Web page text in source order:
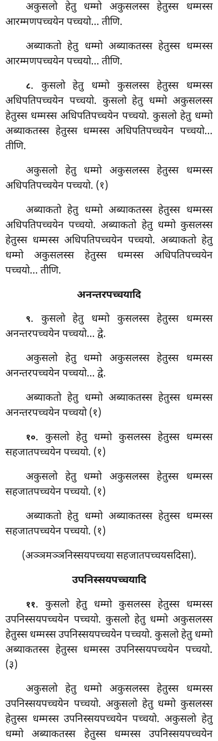
अकुसलो हेतु धम्मो अकुसलस्स हेतुस्स धम्मस्स
आरम्मणपच्चयेन पच्चयो… तीणि.
अब्याकतो हेतु धम्मो अब्याकतस्स हेतुस्स धम्मस्स
आरम्मणपच्चयेन पच्चयो… तीणि.
८. कुसलोहेतु धम्मो कुसलस्स हेतुस्स धम्मस्स
अधिपतिपच्चयेन पच्चयो. कुसलो हेतु धम्मो अकुसलस्स
हेतुस्स धम्मस्स अधिपतिपच्चयेन पच्चयो. कुसलो हेतु धम्मो
अब्याकतस्स हेतुस्स धम्मस्स अधिपतिपच्चयेन पच्चयो…
तीणि.
अकुसलो हेतु धम्मो अकुसलस्स हेतुस्स धम्मस्स
अधिपतिपच्चयेन पच्चयो. (१)
अब्याकतो हेतु धम्मो अब्याकतस्स हेतुस्स धम्मस्स
अधिपतिपच्चयेन पच्चयो. अब्याकतो हेतु धम्मो कुसलस्स
हेतुस्स धम्मस्स अधिपतिपच्चयेन पच्चयो. अब्याकतो हेतु
धम्मो अकुसलस्स हेतुस्स धम्मस्स अधिपतिपच्चयेन
पच्चयो… तीणि.
अनन्तरपच्चयादि
९. कुसलोहेतु धम्मो कुसलस्स हेतुस्स धम्मस्स
अनन्तरपच्चयेन पच्चयो… द्वे.
अकुसलो हेतु धम्मो अकुसलस्स हेतुस्स धम्मस्स
अनन्तरपच्चयेन पच्चयो… द्वे.
अब्याकतो हेतु धम्मो अब्याकतस्स हेतुस्स धम्मस्स
अनन्तरपच्चयेन पच्चयो (१)
१०. कुसलो हेतु धम्मो कुसलस्स हेतुस्स धम्मस्स
सहजातपच्चयेन पच्चयो. (१)
अकुसलो हेतु धम्मो अकुसलस्स हेतुस्स धम्मस्स
सहजातपच्चयेन पच्चयो. (१)
अब्याकतोहेतु धम्मो अब्याकतस्स हेतुस्स धम्मस्स
सहजातपच्चयेन पच्चयो. (१)
(अञ्ञमञ्ञनिस्सयपच्चया सहजातपच्चयसदिसा).
उपनिस्सयपच्चयादि
११. कुसलो हेतु धम्मो कुसलस्स हेतुस्स धम्मस्स
उपनिस्सयपच्चयेन पच्चयो. कुसलो हेतु धम्मो अकुसलस्स
हेतुस्स धम्मस्स उपनिस्सयपच्चयेन पच्चयो. कुसलो हेतु धम्मो
अब्याकतस्स हेतुस्स धम्मस्स उपनिस्सयपच्चयेन पच्चयो.
(३)
अकुसलो हेतु धम्मो अकुसलस्स हेतुस्स धम्मस्स
उपनिस्सयपच्चयेन पच्चयो. अकुसलो हेतु धम्मो कुसलस्स
हेतुस्स धम्मस्स उपनिस्सयपच्चयेन पच्चयो. अकुसलो हेतु
धम्मो अब्याकतस्स हेतुस्स धम्मस्स उपनिस्सयपच्चयेन